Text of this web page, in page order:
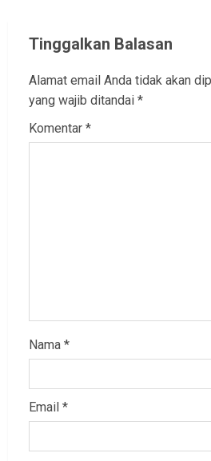
Tinggalkan Balasan
Alamat email Anda tidak akan
yang wajib ditandai *
Komentar *
Nama *
Email *